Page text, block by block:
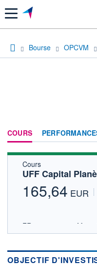
Menu
Bourse OPCVM
COURS
Cours
UFF Capital
165,64 EUR
FR0010921478 - Myria
OPCVM DERNIER
OBJECTIF